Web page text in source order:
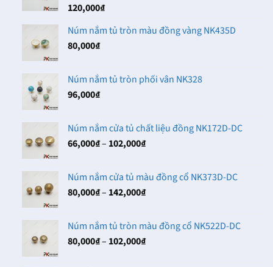
120,000₫
Núm nắm tủ tròn màu đồng vàng NK435D
80,000₫
Núm nắm tủ tròn phối vân NK328
96,000₫
Núm nắm cửa tủ chất liệu đồng NK172D-DC
66,000₫– 102,000₫Khoảng
66,000₫
đến
Núm nắm cửa tủ màu đồng cổ NK373D-DC
80,000₫– 142,000₫Khoảng
80,000₫
đến
Núm nắm tủ tròn màu đồng cổ NK522D-DC
80,000₫– 102,000₫Khoảng